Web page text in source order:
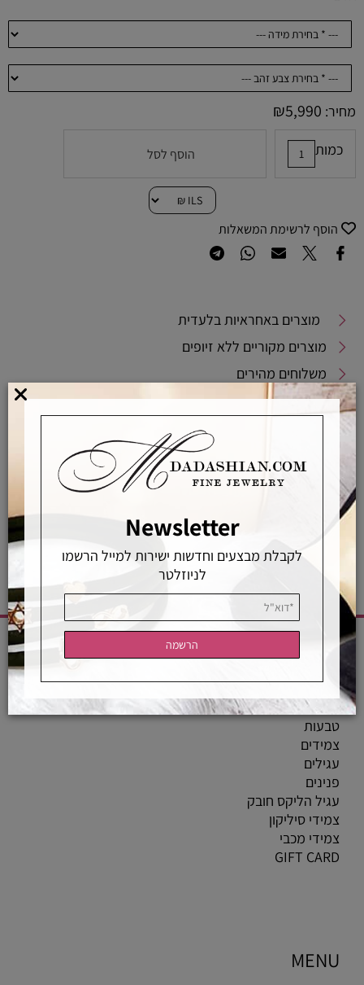
מחיר: ₪5,990
כמות הוסף לסל
הוסף לרשימת המשאלות
מוצרים באחראיות בלעדית
מוצרים מקוריים ללא זיופים
משלוחים מהירים
אפשרויות החלפה / החזרה
אחראיות בלעדית
שרשראות
טבעות
צמידים
עגילים
פנינים
עגיל הליקס חובק
צמידי סיליקון
צמידי מכבי
GIFT CARD
MENU
Newsletter
לקבלת מבצעים וחדשות ישירות למייל הרשמו
לניוזלטר